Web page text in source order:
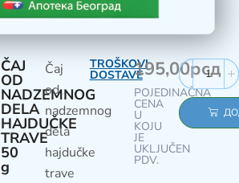
ČAJ
OD
NADZEMNOG
DELA
HAJDUČKE
TRAVE
50
g
Čaj
od
nadzemnog
dela
hajdučke
trave
TROŠKOVI
DOSTAVE195,00рсд
POJEDINAČNA
CENA
U
KOJU
JE
UKLJUČEN
PDV.